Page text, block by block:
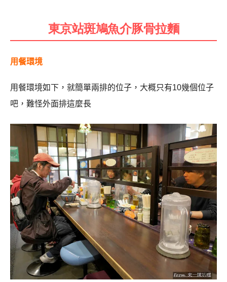
東京站斑鳩魚介豚骨拉麵
用餐環境
用餐環境如下，就簡單兩排的位子，大概只有10幾個位子
吧，難怪外面排這麼長